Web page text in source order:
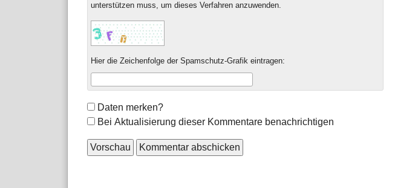
unterstützen muss, um dieses Verfahren anzuwenden.
Hier die Zeichenfolge der Spamschutz-Grafik eintragen:
Formular-
Optionen
Daten merken?
Bei Aktualisierung dieser Kommentare benachrichtigen